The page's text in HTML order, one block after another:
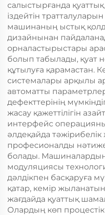
салыстырғанда
іздейтін
машинаның ыстық
дизайнынан
орналастырыстары
болып табылады, қуат
құтылуға қарамастан.
системалары арқылы
автоматты
дефекттерінің
жасау қажеттілігін
интерфейс
әлдеқайда
професионалды
болады.
модуляциясы
дәлдікпен басқаруға
қатар, кемір
жағдайда қуаттық
Олардың көп процестік